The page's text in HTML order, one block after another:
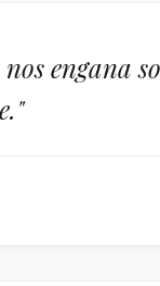
engana